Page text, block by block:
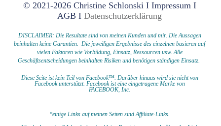
© 2021-2026 Christine Schlonski I Impressum I
AGB I Datenschutzerklärung
DISCLAIMER: Die Resultate sind von meinen Kunden und mir. Die Aussagen
beinhalten keine Garantien. Die jeweiligen Ergebnisse des einzelnen basieren auf
vielen Faktoren wie Vorbildung, Einsatz, Ressourcen usw.Alle
Geschäftsentscheidungen beinhalten Risiken und benötigen ständigen Einsatz.
Diese Seite ist kein Teil von Facebook™. Darüber hinaus wird sie nicht von
Facebook unterstützt. Facebook ist eine eingetragene Marke von
FACEBOOK, Inc.
*einige Links auf meinen Seiten sind Affiliate-Links.